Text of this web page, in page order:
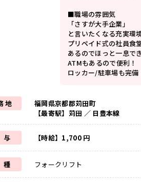
■職場の雰囲気
「さすが大手企業」
と言いたくなる充実環
プリペイド式の社員食
あるのでほっと一息で
ATMもあるので便利！
ロッカー/駐車場も完備
地
福岡県京都郡苅田町
【最寄駅】苅田 ／ 日豊本線
【時給】1,700 円
フォークリフト